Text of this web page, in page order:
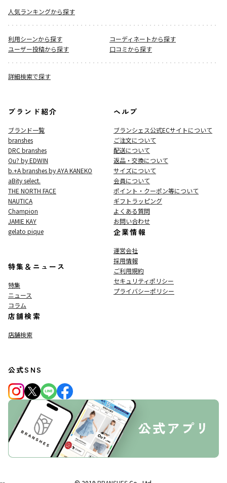
人気ランキングから探す
利用シーンから探す
コーディネートから探す
ユーザー投稿から探す
口コミから探す
詳細検索で探す
ブランド紹介
ブランド一覧
branshes
DRC branshes
Ou? by EDWIN
b.+A branshes by AYA KANEKO
aBity select.
THE NORTH FACE
NAUTICA
Champion
JAMIE KAY
gelato pique
特集＆ニュース
特集
ニュース
コラム
店舗検索
店舗検索
ヘルプ
ブランシェス公式ECサイトについて
ご注文について
配送について
返品・交換について
サイズについて
会員について
ポイント・クーポン等について
ギフトラッピング
よくある質問
お問い合わせ
企業情報
運営会社
採用情報
ご利用規約
セキュリティポリシー
プライバシーポリシー
公式SNS